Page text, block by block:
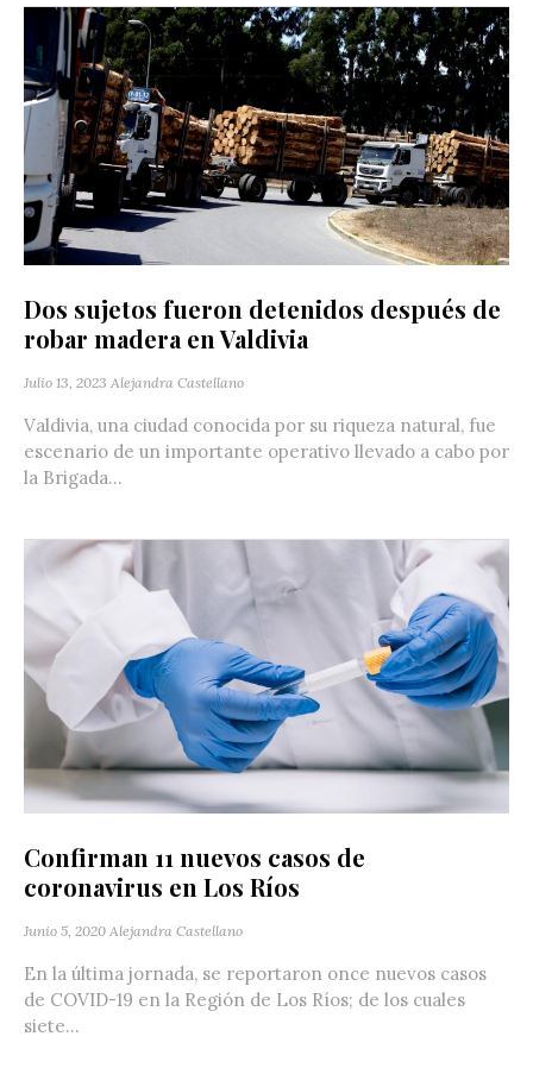
Dos sujetos fueron detenidos después de
robar madera en Valdivia
Julio 13, 2023 Alejandra Castellano
Valdivia, una ciudad conocida por su riqueza natural, fue
escenario de un importante operativo llevado a cabo por
la Brigada...
Confirman 11 nuevos casos de
coronavirus en Los Ríos
Junio 5, 2020 Alejandra Castellano
En la última jornada, se reportaron once nuevos casos
de COVID-19 en la Región de Los Ríos; de los cuales
siete...